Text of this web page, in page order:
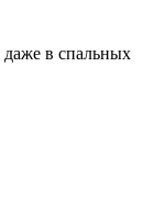
даже в спальных